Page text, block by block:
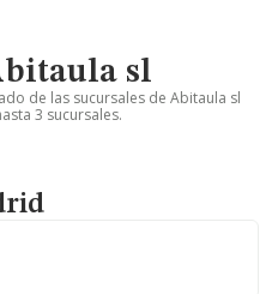
sl
de las sucursales de Abitaula sl
3 sucursales.